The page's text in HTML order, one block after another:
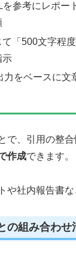
を参考にレポー
「500文字程
示
力をベースに文
で、引用の整合
作成できます。
や社内報告書な
の組み合わせ